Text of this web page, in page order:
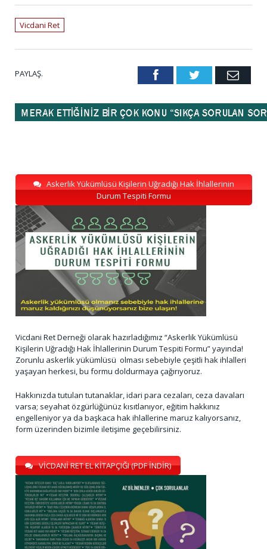
Vicdani Ret
PAYLAŞ. FacebookTwitter Email
Askerlik Yükümlüsü Kişilerin Uğradığı Hak İhlallerinin
Durum Tespiti Formu
Vicdani Ret Derneği olarak hazırladığımız “Askerlik Yükümlüsü
Kişilerin Uğradığı Hak İhlallerinin Durum Tespiti Formu” yayında!
Zorunlu askerlik yükümlüsü olması sebebiyle çeşitli hak ihlalleri
yaşayan herkesi, bu formu doldurmaya çağırıyoruz.
Hakkınızda tutulan tutanaklar, idari para cezaları, ceza davaları
varsa; seyahat özgürlüğünüz kısıtlanıyor, eğitim hakkınız
engelleniyor ya da başkaca hak ihlallerine maruz kalıyorsanız,
form üzerinden bizimle iletişime geçebilirsiniz.
VİCDANİ RET EL KİTAPÇIĞI (PDF İNDİR)